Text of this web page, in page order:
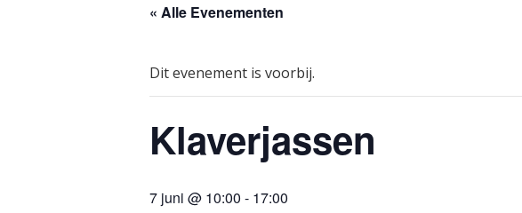
« Alle Evenementen
Dit evenement is voorbij.
Klaverjassen
7 juni @ 10:00 - 17:00